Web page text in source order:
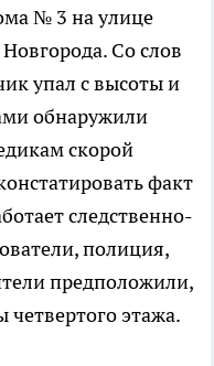
№ 3 на улице
Со слов
упал с высоты и
обнаружили
скорой
факт
следственно-
полиция,
предположили,
четвертого этажа.